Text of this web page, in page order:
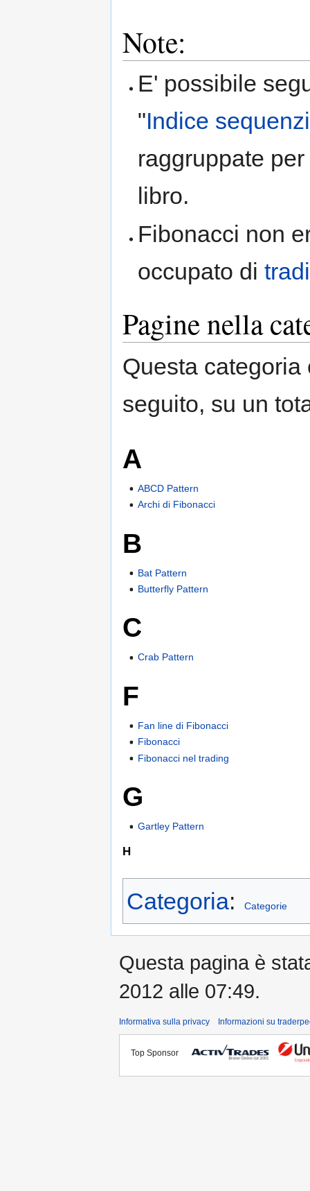
Note:
E' possibile
"Indice
raggruppate
libro.
Fibonacci non
occupato di
Pagine nella
Questa
seguito, su un
A
ABCD Pattern
Archi di Fibonacci
B
Bat Pattern
Butterfly Pattern
C
Crab Pattern
F
Fan line di Fibonacci
Fibonacci
Fibonacci nel trading
G
Gartley Pattern
H
Categoria: Categorie
Questa pagina è
2012 alle 07:49.
Informativa sulla privacy Informazioni su
Top Sponsor